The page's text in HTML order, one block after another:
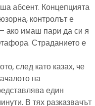
абсент. Концепцията
контролът е
ако имаш пари да си я
Страданието е
след като казах, че
на
един
В тях разказвачът